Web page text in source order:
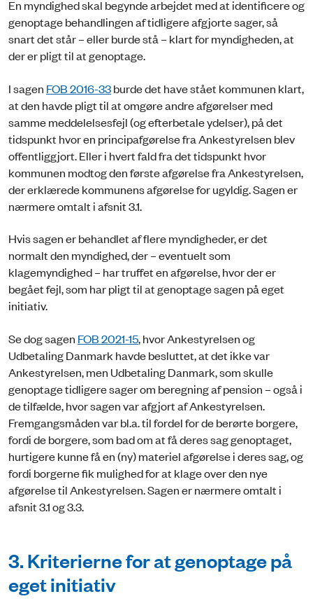
En myndighed skal begynde arbejdet med at identificere og
genoptage behandlingen af tidligere afgjorte sager, så
snart det står – eller burde stå – klart for myndigheden, at
der er pligt til at genoptage.
I sagen FOB 2016-33burde det have stået kommunen klart,
at den havde pligt til at omgøre andre afgørelser med
samme meddelelsesfejl (og efterbetale ydelser), på det
tidspunkt hvor en principafgørelse fra Ankestyrelsen blev
offentliggjort. Eller i hvert fald fra det tidspunkt hvor
kommunen modtog den første afgørelse fra Ankestyrelsen,
der erklærede kommunens afgørelse for ugyldig. Sagen er
nærmere omtalt i afsnit 3.1.
Hvis sagen er behandlet af flere myndigheder, er det
normalt den myndighed, der – eventuelt som
klagemyndighed – har truffet en afgørelse, hvor der er
begået fejl, som har pligt til at genoptage sagen på eget
initiativ.
Se dog sagen FOB 2021-15, hvor Ankestyrelsen og
Udbetaling Danmark havde besluttet, at det ikke var
Ankestyrelsen, men Udbetaling Danmark, som skulle
genoptage tidligere sager om beregning af pension – også i
de tilfælde, hvor sagen var afgjort af Ankestyrelsen.
Fremgangsmåden var bl.a. til fordel for de berørte borgere,
fordi de borgere, som bad om at få deres sag genoptaget,
hurtigere kunne få en (ny) materiel afgørelse i deres sag, og
fordi borgerne fik mulighed for at klage over den nye
afgørelse til Ankestyrelsen. Sagen er nærmere omtalt i
afsnit 3.1 og 3.3.
3. Kriterierne for at genoptage på
eget initiativ